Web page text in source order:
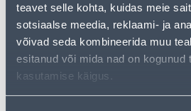
teavet selle kohta, kuidas meie
sotsiaalse meedia, reklaami- ja
võivad seda kombineerida muu
esitanud või mida nad on kogunud
kasutamise käigus.
• Ukseleng vertikaalne M21 92
komplekt.
• 14-päevane tagastusõigus